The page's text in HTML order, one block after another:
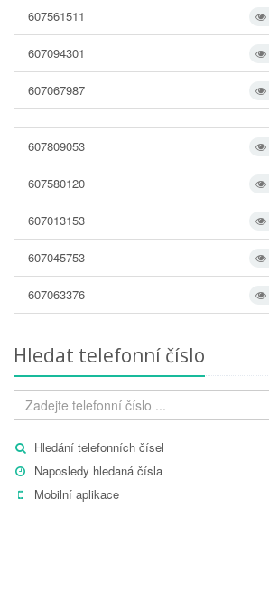
607561511
607094301
607067987
607809053
607580120
607013153
607045753
607063376
Hledat telefonní číslo
Hledání telefonních čísel
Naposledy hledaná čísla
Mobilní aplikace